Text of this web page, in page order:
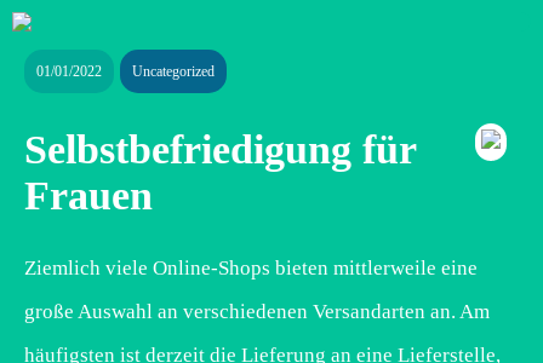
01/01/2022 Uncategorized
Selbstbefriedigung für
Frauen
Ziemlich viele Online-Shops bieten mittlerweile eine
große Auswahl an verschiedenen Versandarten an. Am
häufigsten ist derzeit die Lieferung an eine Lieferstelle,